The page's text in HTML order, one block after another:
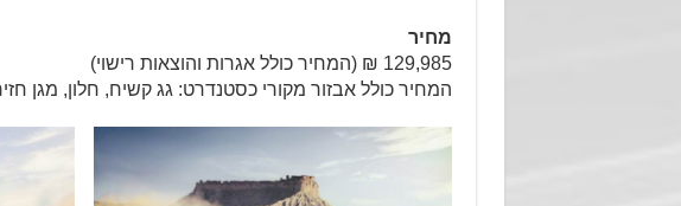
מחיר
129,985 ₪ (המחיר כולל אגרות והוצאות רישוי)
המחיר כולל אבזור מקורי כסטנדרט: גג קשיח, חלון, מגן